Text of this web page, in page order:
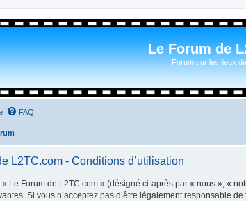
Le Forum de
Forum sur les lieux
FAQ
L2TC.com - Conditions d’utilisation
« Le Forum de L2TC.com » (désigné ci-après par « nous », «
Si vous n’acceptez pas d’être légalement responsable